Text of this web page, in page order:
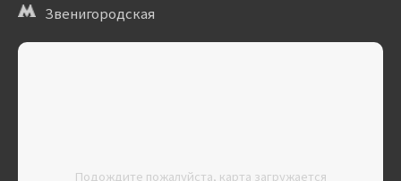
Звенигородская
Подождите пожалуйста, карта загружается